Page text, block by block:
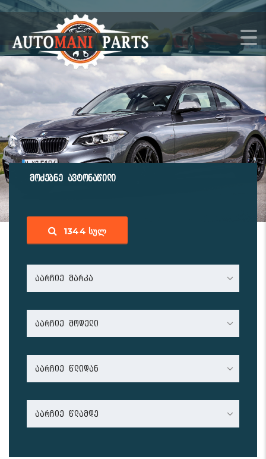
მოძებნე ავტონაწილი
1344 ᲡᲣᲚ
აარჩიე მარკა
აარჩიე მოდელი
აარჩიე წლიდან
აარჩიე წლამდე